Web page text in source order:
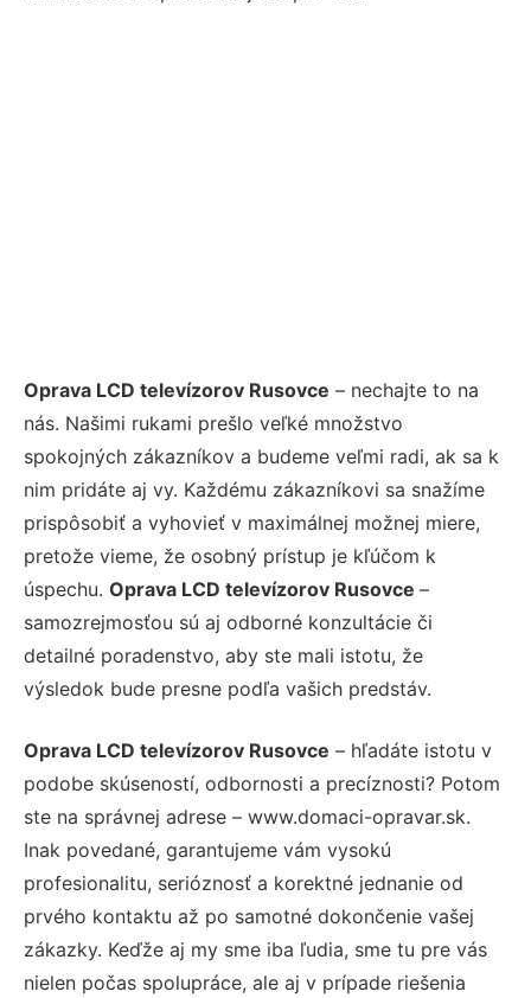
Oprava LCD televízorov Rusovce – nechajte to na
nás. Našimi rukami prešlo veľké množstvo
spokojných zákazníkov a budeme veľmi radi, ak sa k
nim pridáte aj vy. Každému zákazníkovi sa snažíme
prispôsobiť a vyhovieť v maximálnej možnej miere,
pretože vieme, že osobný prístup je kľúčom k
úspechu. Oprava LCD televízorov Rusovce –
samozrejmosťou sú aj odborné konzultácie či
detailné poradenstvo, aby ste mali istotu, že
výsledok bude presne podľa vašich predstáv.
Oprava LCD televízorov Rusovce – hľadáte istotu v
podobe skúseností, odbornosti a precíznosti? Potom
ste na správnej adrese – www.domaci-opravar.sk.
Inak povedané, garantujeme vám vysokú
profesionalitu, serióznosť a korektné jednanie od
prvého kontaktu až po samotné dokončenie vašej
zákazky. Keďže aj my sme iba ľudia, sme tu pre vás
nielen počas spolupráce, ale aj v prípade riešenia